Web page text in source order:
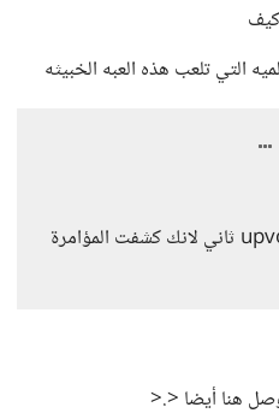
التي تلعب هذه العبه الخبيثه
ولو استطيع لاعطيتك upvote ثاني لانك كشفت المؤامرة
هنا أيضا <.<